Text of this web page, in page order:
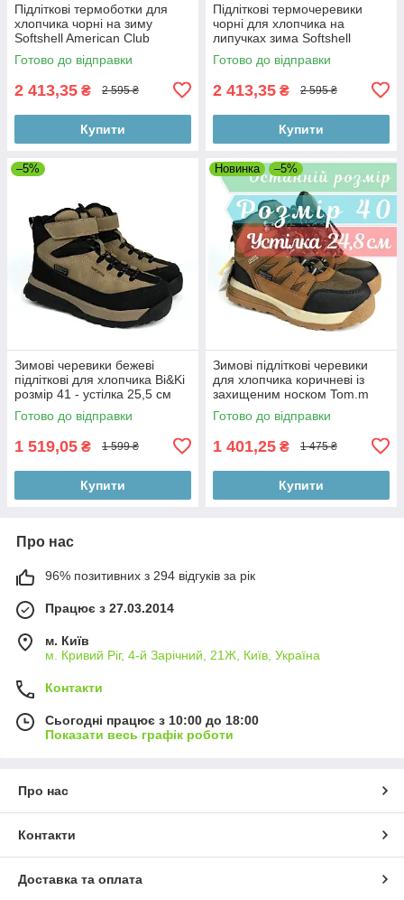
Підліткові термоботки для
хлопчика чорні на зиму
Softshell American Club
розмір 41 - устлка 26,7 см
Готово до відправки
2 413,35 ₴ 2 595 ₴
Купити
Підліткові термочеревики
чорні для хлопчика на
липучках зима Softshell
American Club розмір 40 -
устілка 26 см
Готово до відправки
2 413,35 ₴ 2 595 ₴
Купити
–5%
Зимові черевики бежеві
підліткові для хлопчика Bi&Ki
розмір 41 - устілка 25,5 см
Готово до відправки
1 519,05 ₴ 1 599 ₴
Купити
Новинка –5%
Зимові підліткові черевики
для хлопчика коричневі із
захищеним носком Tom.m
розмір 40 -устілка 24,8 см
Готово до відправки
1 401,25 ₴ 1 475 ₴
Купити
Про нас
96% позитивних з 294 відгуків за рік
Працює з 27.03.2014
м. Київ
м. Кривий Ріг, 4-й Зарічний, 21Ж, Київ, Україна
Контакти
Сьогодні працює з 10:00 до 18:00
Показати весь графік роботи
Про нас
Контакти
Доставка та оплата